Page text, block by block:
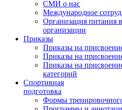
СМИ о нас
Международное
Организация питания
организации
Приказы
Приказы на
Приказы на
Приказы на
категорий
Спортивная
подготовка
Формы